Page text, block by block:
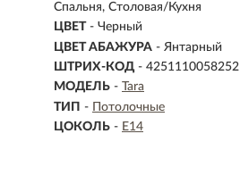
Спальня, Столовая/Кухня
ЦВЕТ - Черный
ЦВЕТ АБАЖУРА - Янтарный
ШТРИХ-КОД - 4251110058252
МОДЕЛЬ - Tara
ТИП - Потолочные
ЦОКОЛЬ - E14